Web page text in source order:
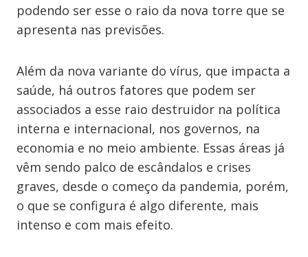
podendo ser esse o raio da nova torre que se
apresenta nas previsões.
Além da nova variante do vírus, que impacta a
saúde, há outros fatores que podem ser
associados a esse raio destruidor na política
interna e internacional, nos governos, na
economia e no meio ambiente. Essas áreas já
vêm sendo palco de escândalos e crises
graves, desde o começo da pandemia, porém,
o que se configura é algo diferente, mais
intenso e com mais efeito.